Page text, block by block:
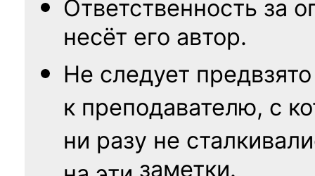
Ответственность за
несёт его автор.
Не следует
к преподавателю, с
ни разу не